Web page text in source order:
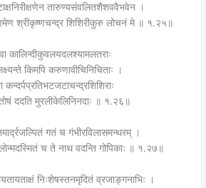
तारुण्यसंवलितशैशववैभवेन ।
श्रीकृष्णचन्द्र शिशिरीकुरु लोचनं मे ॥ १.२५॥
कालिन्दीकुवलयदलश्यामलतराः
किमपि करुणावीचिनिचिताः ।
कन्दर्पप्रतिभटजटाचन्द्रशिशिराः
ददति मुरलीकेलिनिनदाः ॥ १.२६॥
गतं च गंभीरविलासमन्थरम् ।
च ते नाथ वदन्ति गोपिकाः ॥ १.२७॥
निःशेषस्तनमृदितं व्रजाङ्गनाभिः ।